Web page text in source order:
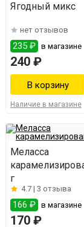
Ягодный микс
нет отзывов
235 ₽ в магазине
240 ₽
Наличие в магазине
Меласса
г
4.7 | 3 отзыва
166 ₽ в магазине
170 ₽